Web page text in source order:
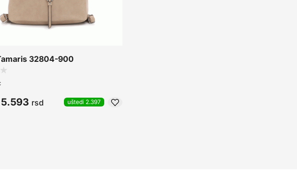
32804-900
5.593 rsd uštedi 2.397